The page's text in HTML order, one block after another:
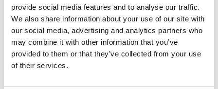
provide social media features and to analyse our traffic.
We also share information about your use of our site with
our social media, advertising and analytics partners who
may combine it with other information that you’ve
provided to them or that they’ve collected from your use
of their services.